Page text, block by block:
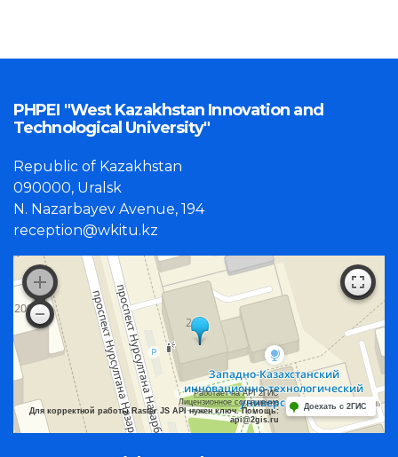
PHPEI "West Kazakhstan Innovation and
Technological University"
Republic of Kazakhstan
090000, Uralsk
N. Nazarbayev Avenue, 194
reception@wkitu.kz
Работает на API 2ГИС
Лицензионное соглашение
Для корректной работы Raster JS API нужен ключ. Помощь:
api@2gis.ru
Доехать с 2ГИС